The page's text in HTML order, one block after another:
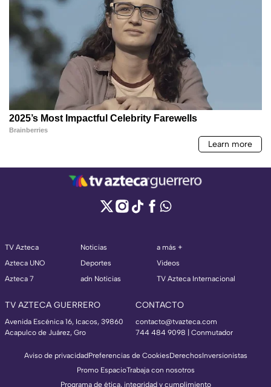
TV Azteca
Azteca UNO
Azteca 7
Noticias
Deportes
adn Noticias
a más +
Videos
TV Azteca Internacional
TV AZTECA GUERRERO
Avenida Escénica 16, Icacos, 39860
Acapulco de Juárez, Gro
CONTACTO
contacto@tvazteca.com
744 484 9098 | Conmutador
Aviso de privacidadPreferencias de CookiesDerechosInversionistas
Promo EspacioTrabaja con nosotros
Programa de ética, integridad y cumplimiento